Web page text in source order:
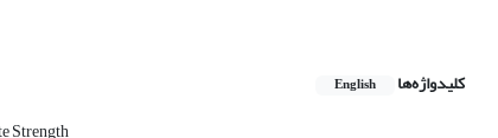
کلیدواژه‌ها English